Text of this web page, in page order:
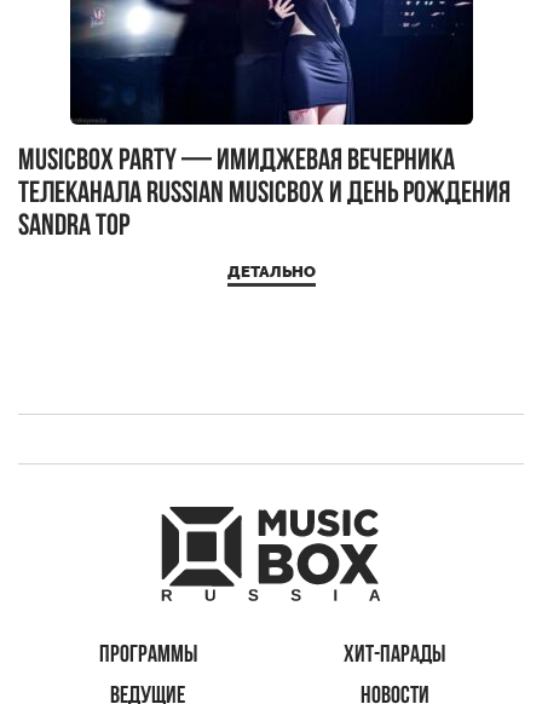
MUSICBOX PARTY — имиджевая вечерника
телеканала RUSSIAN MUSICBOX и день рождения
Sandra Top
ДЕТАЛЬНО
ПРОГРАММЫ
ХИТ-ПАРАДЫ
ВЕДУЩИЕ
НОВОСТИ